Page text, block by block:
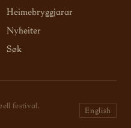
Heimebryggjarar
Nyheiter
Søk
festival.
English